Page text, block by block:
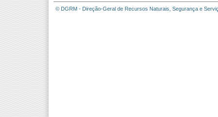
© DGRM - Direção-Geral de Recursos Naturais, Segurança e